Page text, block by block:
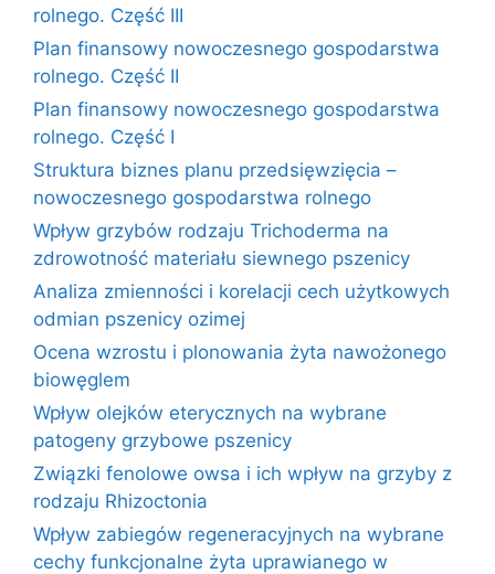
rolnego. Część III
Plan finansowy nowoczesnego gospodarstwa
rolnego. Część II
Plan finansowy nowoczesnego gospodarstwa
rolnego. Część I
Struktura biznes planu przedsięwzięcia –
nowoczesnego gospodarstwa rolnego
Wpływ grzybów rodzaju Trichoderma na
zdrowotność materiału siewnego pszenicy
Analiza zmienności i korelacji cech użytkowych
odmian pszenicy ozimej
Ocena wzrostu i plonowania żyta nawożonego
biowęglem
Wpływ olejków eterycznych na wybrane
patogeny grzybowe pszenicy
Związki fenolowe owsa i ich wpływ na grzyby z
rodzaju Rhizoctonia
Wpływ zabiegów regeneracyjnych na wybrane
cechy funkcjonalne żyta uprawianego w